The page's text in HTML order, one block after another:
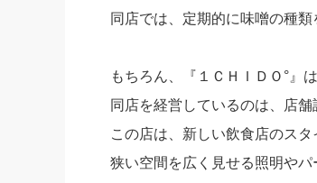
同店では、定期的に味噌の種
もちろん、『１ＣＨＩＤＯ°』
同店を経営しているのは、店舗
この店は、新しい飲食店のス
狭い空間を広く見せる照明や